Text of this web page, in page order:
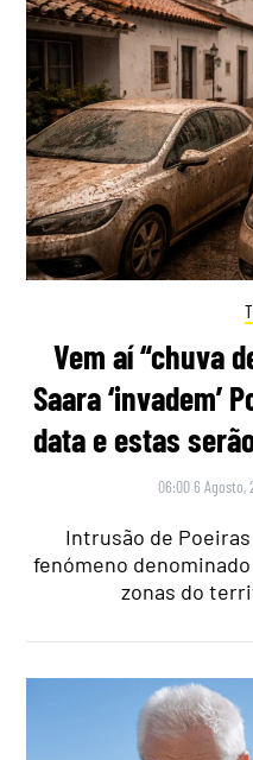
Vem aí “chuva
Saara ‘invadem’
data e estas
06:00 6 Agosto,
Intrusão de
fenómeno
zonas do